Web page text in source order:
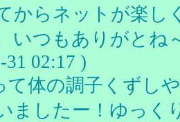
からネットが楽し
いつもありがとね
31 02:17 )
て体の調子くずし
ましたー！ゆっく